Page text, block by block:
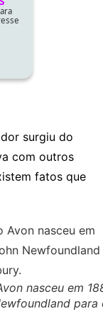
surgiu do
com outros
fatos que
nasceu em
para